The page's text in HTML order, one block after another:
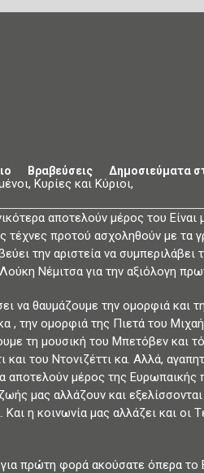
Βραβεύσεις Δημοσιεύματα
Κυρίες και Κύριοι,
αποτελούν μέρος του
προτού ασχοληθούν με τα
την αριστεία να
Νέμιτσα για την αξιόλογη
να θαυμάζουμε την ομορφιά και
, την ομορφιά της Πιετά του
τη μουσική του Μπετόβεν και
και του Ντονιζέττι κα. Αλλά,
αποτελούν μέρος της Ευρωπαικής
μας αλλάζουν και
η κοινωνία μας αλλάζει και οι
για πρώτη φορά ακούσατε όπερα